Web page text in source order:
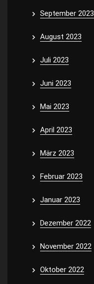
September 2023
August 2023
Juli 2023
Juni 2023
Mai 2023
April 2023
März 2023
Februar 2023
Januar 2023
Dezember 2022
November 2022
Oktober 2022